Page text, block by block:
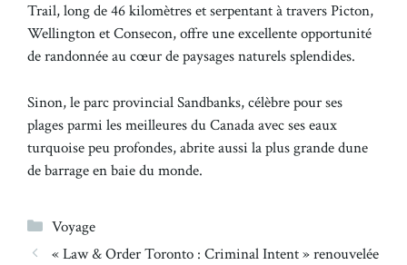
Trail, long de 46 kilomètres et serpentant à travers Picton,
Wellington et Consecon, offre une excellente opportunité
de randonnée au cœur de paysages naturels splendides.
Sinon, le parc provincial Sandbanks, célèbre pour ses
plages parmi les meilleures du Canada avec ses eaux
turquoise peu profondes, abrite aussi la plus grande dune
de barrage en baie du monde.
Catégories
Voyage
« Law & Order Toronto : Criminal Intent » renouvelée